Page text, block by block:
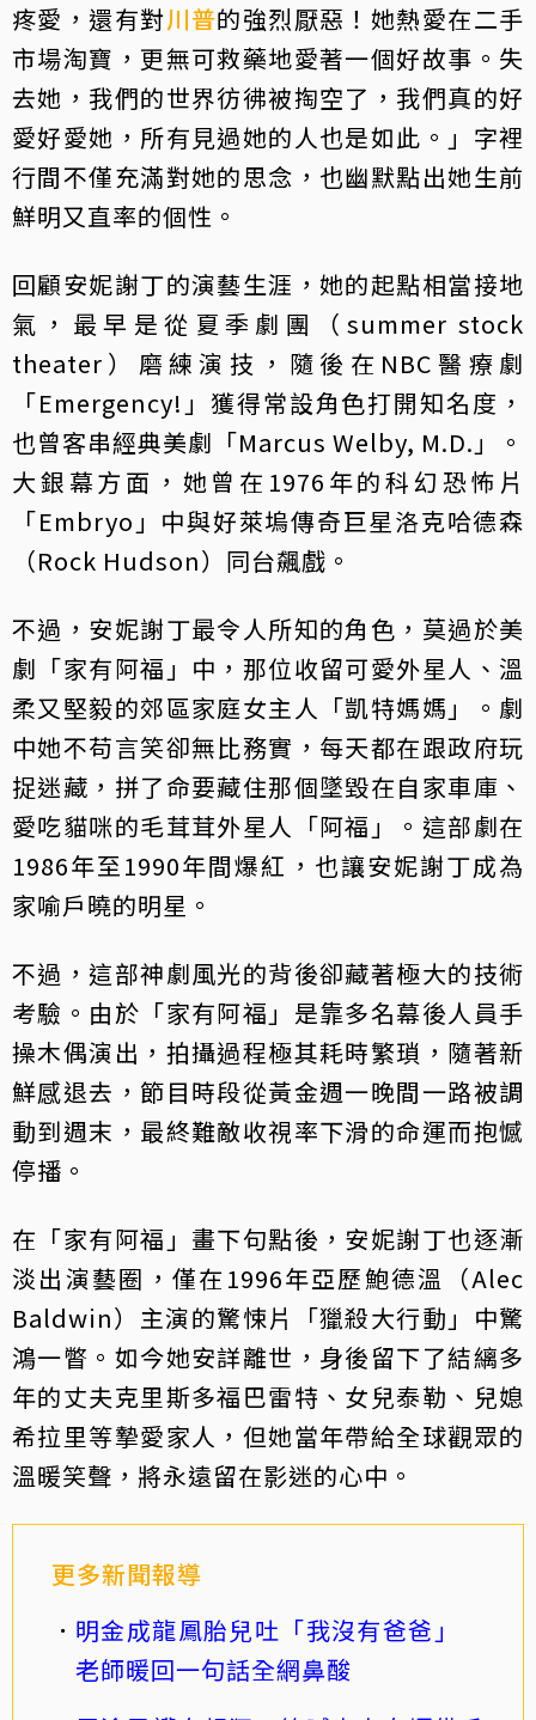
疼愛，還有對川普的強烈厭惡！她熱愛在二手
市場淘寶，更無可救藥地愛著一個好故事。失
去她，我們的世界彷彿被掏空了，我們真的好
愛好愛她，所有見過她的人也是如此。」字裡
行間不僅充滿對她的思念，也幽默點出她生前
鮮明又直率的個性。
回顧安妮謝丁的演藝生涯，她的起點相當接地
氣，最早是從夏季劇團（summer stock
theater）磨練演技，隨後在NBC醫療劇
「Emergency!」獲得常設角色打開知名度，
也曾客串經典美劇「Marcus Welby, M.D.」。
大銀幕方面，她曾在1976年的科幻恐怖片
「Embryo」中與好萊塢傳奇巨星洛克哈德森
（Rock Hudson）同台飆戲。
不過，安妮謝丁最令人所知的角色，莫過於美
劇「家有阿福」中，那位收留可愛外星人、溫
柔又堅毅的郊區家庭女主人「凱特媽媽」。劇
中她不苟言笑卻無比務實，每天都在跟政府玩
捉迷藏，拼了命要藏住那個墜毀在自家車庫、
愛吃貓咪的毛茸茸外星人「阿福」。這部劇在
1986年至1990年間爆紅，也讓安妮謝丁成為
家喻戶曉的明星。
不過，這部神劇風光的背後卻藏著極大的技術
考驗。由於「家有阿福」是靠多名幕後人員手
操木偶演出，拍攝過程極其耗時繁瑣，隨著新
鮮感退去，節目時段從黃金週一晚間一路被調
動到週末，最終難敵收視率下滑的命運而抱憾
停播。
在「家有阿福」畫下句點後，安妮謝丁也逐漸
淡出演藝圈，僅在1996年亞歷鮑德溫（Alec
Baldwin）主演的驚悚片「獵殺大行動」中驚
鴻一瞥。如今她安詳離世，身後留下了結縭多
年的丈夫克里斯多福巴雷特、女兒泰勒、兒媳
希拉里等摯愛家人，但她當年帶給全球觀眾的
溫暖笑聲，將永遠留在影迷的心中。
更多新聞報導
明金成龍鳳胎兒吐「我沒有爸爸」
老師暖回一句話全網鼻酸